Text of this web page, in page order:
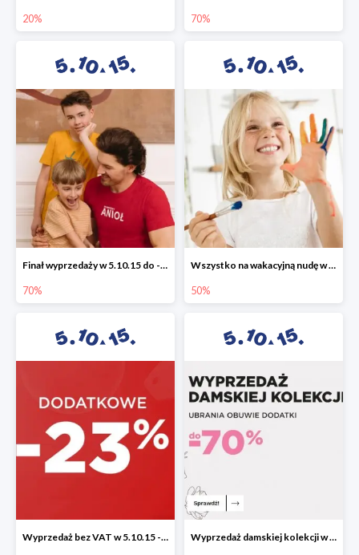
20% 70%
Finał wyprzedaży w 5.10.15 do -70%
70%
Wszystko na wakacyjną nudę w 5.10.15 - gry i zabawki do -50%
50%
Wyprzedaż bez VAT w 5.10.15 - dodatkowe -23% rabatu Wyprzedaż damskiej kolekcji w 5.10.15 - ubrania, obuwie i dodatki do -70%